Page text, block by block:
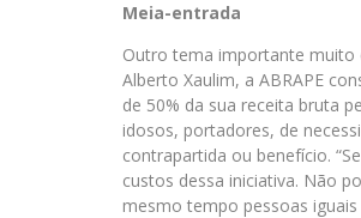
Meia-entrada
Outro tema importante muito
Alberto Xaulim, a ABRAPE
de 50% da sua receita bruta
idosos, portadores, de
contrapartida ou benefício.
custos dessa iniciativa. Não
mesmo tempo pessoas